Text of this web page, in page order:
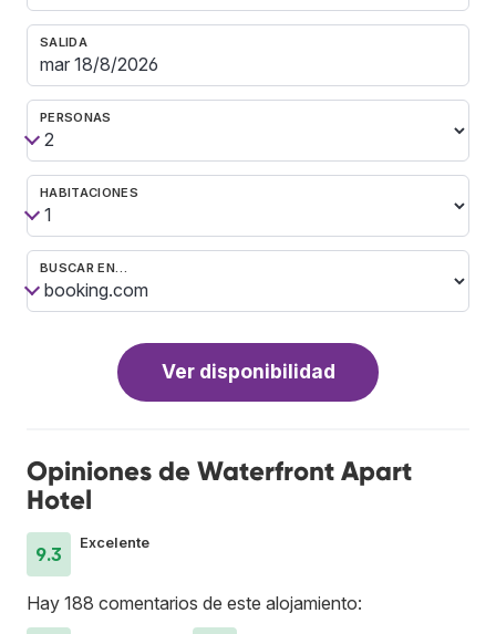
SALIDA
PERSONAS
HABITACIONES
BUSCAR EN…
Ver disponibilidad
Opiniones de Waterfront Apart
Hotel
9.3
Excelente
Hay 188 comentarios de este alojamiento: